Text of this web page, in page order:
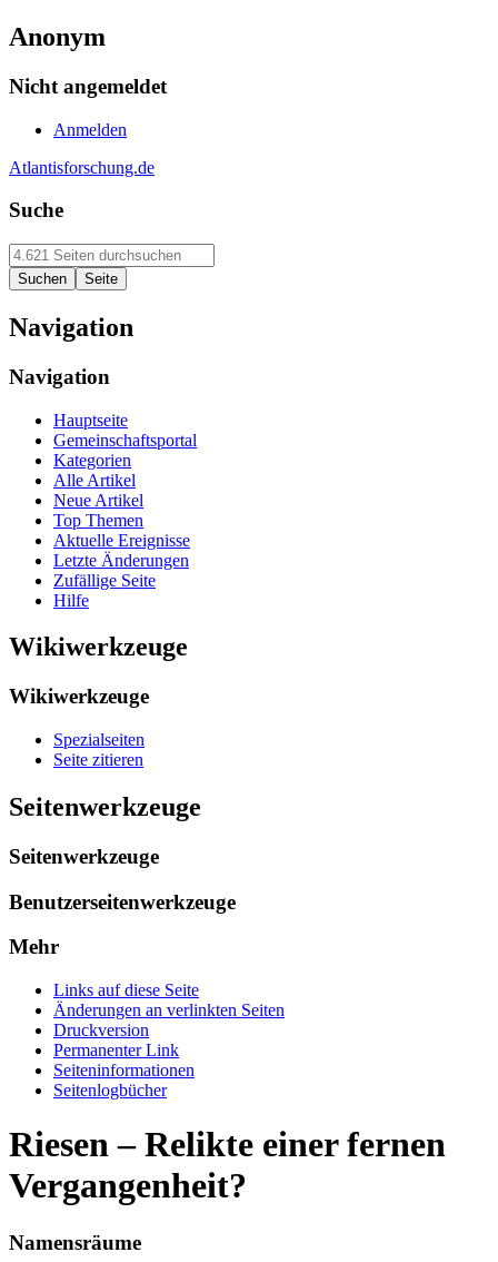
Anonym
Nicht angemeldet
Anmelden
Atlantisforschung.de
Suche
Navigation
Navigation
Hauptseite
Gemeinschaftsportal
Kategorien
Alle Artikel
Neue Artikel
Top Themen
Aktuelle Ereignisse
Letzte Änderungen
Zufällige Seite
Hilfe
Wikiwerkzeuge
Wikiwerkzeuge
Spezialseiten
Seite zitieren
Seitenwerkzeuge
Seitenwerkzeuge
Benutzerseitenwerkzeuge
Mehr
Links auf diese Seite
Änderungen an verlinkten Seiten
Druckversion
Permanenter Link
Seiten­informationen
Seitenlogbücher
Riesen – Relikte einer fernen
Vergangenheit?
Namensräume